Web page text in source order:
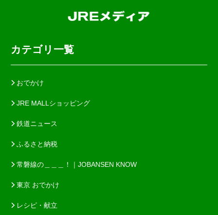
カテゴリ一覧
おでかけ
JRE MALLショッピング
鉄道ニュース
ふるさと納税
常磐線の＿＿＿！｜JOBANSEN KNOW
東京 おでかけ
レシピ・献立